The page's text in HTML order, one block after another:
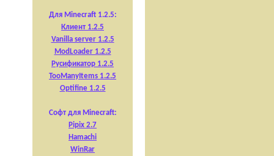
Для Minecraft 1.2.5:
Клиент 1.2.5
Vanilla server 1.2.5
ModLoader 1.2.5
Русификатор 1.2.5
TooManyItems 1.2.5
Optifine 1.2.5
Софт для Minecraft:
Pipix 2.7
Hamachi
WinRar